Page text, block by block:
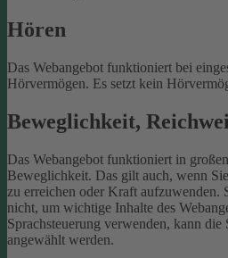
Hören
Das Webangebot funktioniert bei
Hörvermögen. Es setzt kein
Beweglichkeit,
Das Webangebot funktioniert in
Beweglichkeit. Das gilt auch, wenn
zu erreichen oder Kraft aufzuwenden.
nicht, um wichtige Inhalte des
Sprachsteuerung verwenden, kann
angewählt werden.